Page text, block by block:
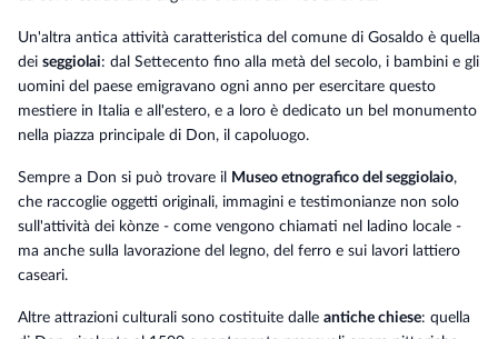
Un'altra antica attività caratteristica del comune di Gosaldo è quella
dei seggiolai: dal Settecento fino alla metà del secolo, i bambini e gli
uomini del paese emigravano ogni anno per esercitare questo
mestiere in Italia e all'estero, e a loro è dedicato un bel monumento
nella piazza principale di Don, il capoluogo.
Sempre a Don si può trovare il Museo etnografico del seggiolaio,
che raccoglie oggetti originali, immagini e testimonianze non solo
sull'attività dei kònze - come vengono chiamati nel ladino locale -
ma anche sulla lavorazione del legno, del ferro e sui lavori lattiero
caseari.
Altre attrazioni culturali sono costituite dalle antiche chiese: quella